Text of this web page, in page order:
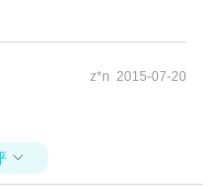
z*n 2015-07-20
